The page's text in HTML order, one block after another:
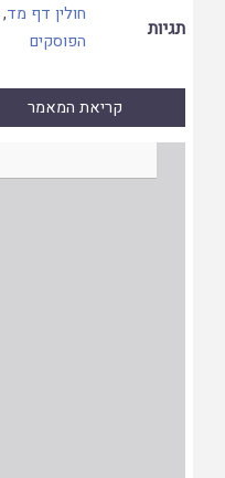
תגיות
חולין דף מד,
הפוסקים
קריאת המאמר